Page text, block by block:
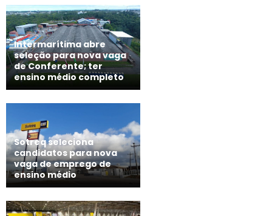
Intermarítima abre
seleção para nova vaga
de Conferente; ter
ensino médio completo
Sotreq seleciona
candidatos para nova
vaga de emprego de
ensino médio